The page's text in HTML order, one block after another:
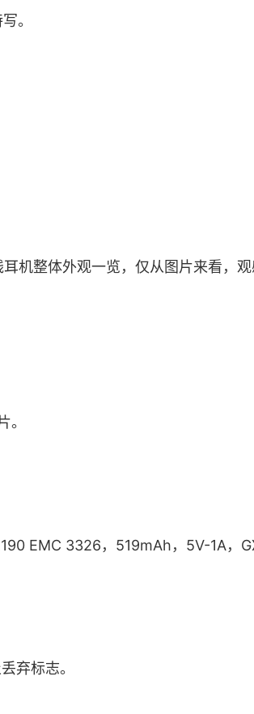
。
机整体外观一览，仅从图片来看，
。
EMC 3326，519mAh，5V-1A，
弃标志。